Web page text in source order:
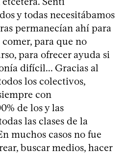
y todas necesitábamos
permanecían ahí para
para que no
para ofrecer ayuda si
difícil... Gracias al
los colectivos,
con
de los y las
las clases de la
muchos casos no fue
buscar medios, hacer